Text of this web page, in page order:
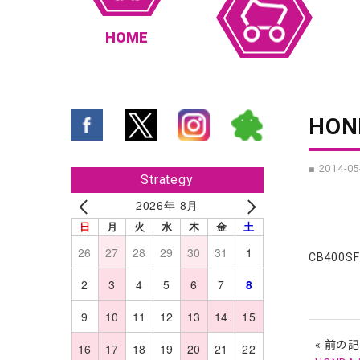
HOME
Strategy
2026年 8月
日 月 火 水 木 金 土
26 27 28 29 30 31
1
2
3 4 5 6 7
8
9
10 11 12 13 14
15
16
17 18 19 20 21 22
■ 2014-
« 前の